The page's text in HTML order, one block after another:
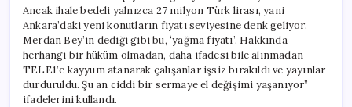
Ancak ihale bedeli yalnızca 27 milyon Türk lirası, yani
Ankara’daki yeni konutların fiyatı seviyesine denk geliyor.
Merdan Bey’in dediği gibi bu, ‘yağma fiyatı’. Hakkında
herhangi bir hüküm olmadan, daha ifadesi bile alınmadan
TELE1’e kayyum atanarak çalışanlar işsiz bırakıldı ve yayınlar
durduruldu. Şu an ciddi bir sermaye el değişimi yaşanıyor”
ifadelerini kullandı.